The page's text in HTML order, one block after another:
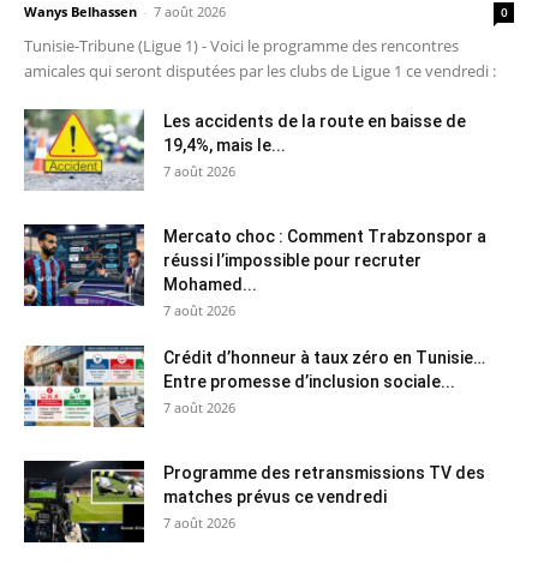
Wanys Belhassen - 7 août 2026 0
Tunisie-Tribune (Ligue 1) - Voici le programme des rencontres
amicales qui seront disputées par les clubs de Ligue 1 ce vendredi :
Les accidents de la route en baisse de
19,4%, mais le...
7 août 2026
Mercato choc : Comment Trabzonspor a
réussi l’impossible pour recruter
Mohamed...
7 août 2026
Crédit d’honneur à taux zéro en Tunisie…
Entre promesse d’inclusion sociale...
7 août 2026
Programme des retransmissions TV des
matches prévus ce vendredi
7 août 2026